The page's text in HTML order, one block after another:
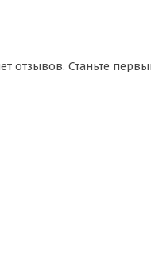
отзывов. Станьте